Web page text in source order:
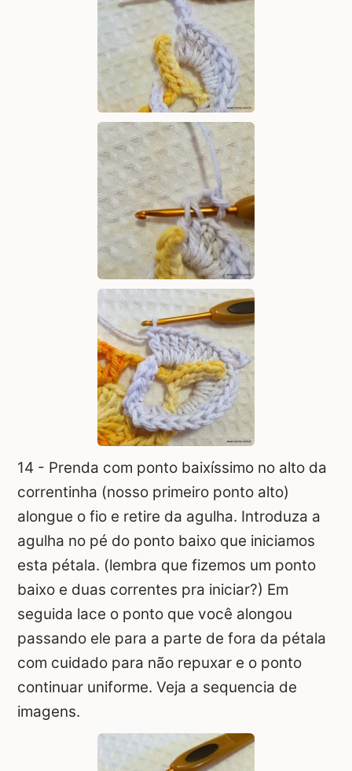
14 - Prenda com ponto baixíssimo no alto da
correntinha (nosso primeiro ponto alto)
alongue o fio e retire da agulha. Introduza a
agulha no pé do ponto baixo que iniciamos
esta pétala. (lembra que fizemos um ponto
baixo e duas correntes pra iniciar?) Em
seguida lace o ponto que você alongou
passando ele para a parte de fora da pétala
com cuidado para não repuxar e o ponto
continuar uniforme. Veja a sequencia de
imagens.